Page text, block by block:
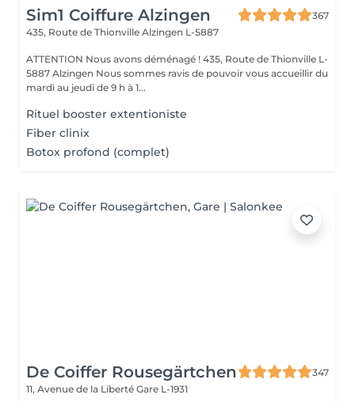
Sim1 Coiffure Alzingen
367
435, Route de Thionville Alzingen L-5887
ATTENTION Nous avons déménagé ! 435, Route de Thionville L-
5887 Alzingen Nous sommes ravis de pouvoir vous accueillir du
mardi au jeudi de 9 h à 1...
Rituel booster extentioniste
Fiber clinix
Botox profond (complet)
De Coiffer Rousegärtchen
347
11, Avenue de la Liberté Gare L-1931